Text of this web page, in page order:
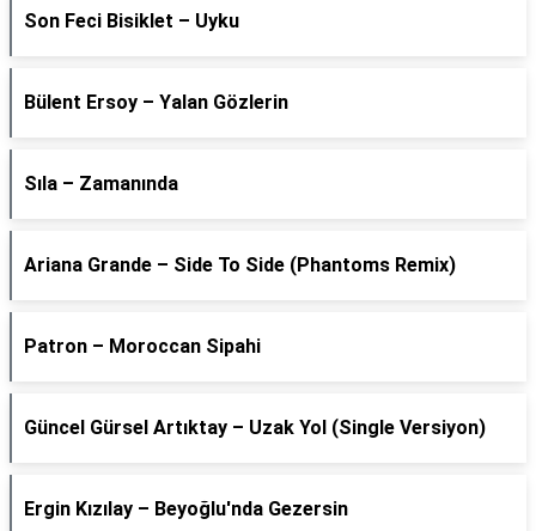
Son Feci Bisiklet – Uyku
Bülent Ersoy – Yalan Gözlerin
Sıla – Zamanında
Ariana Grande – Side To Side (Phantoms Remix)
Patron – Moroccan Sipahi
Güncel Gürsel Artıktay – Uzak Yol (Single Versiyon)
Ergin Kızılay – Beyoğlu'nda Gezersin